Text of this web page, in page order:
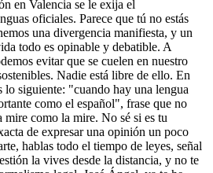
en Valencia se le exija el
oficiales. Parece que tú no estás
una divergencia manifiesta, y un
todo es opinable y debatible. A
evitar que se cuelen en nuestro
Nadie está libre de ello. En
siguiente: "cuando hay una lengua
como el español", frase que no
mire como la mire. No sé si es tu
de expresar una opinión un poco
hablas todo el tiempo de leyes, señal
la vives desde la distancia, y no te